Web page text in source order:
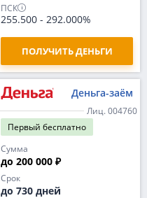
ПСК
255.500 - 292.000%
ПОЛУЧИТЬ ДЕНЬГИ
Деньга-заём
Лиц. 004760
Первый бесплатно
Сумма
до 200 000 ₽
Срок
до 730 дней